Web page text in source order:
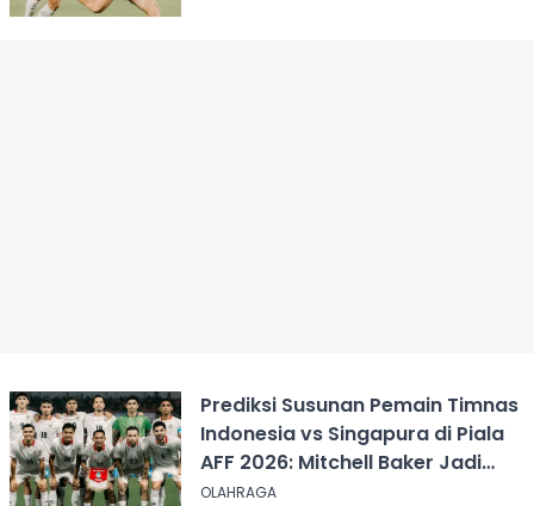
Prediksi Susunan Pemain Timnas
Indonesia vs Singapura di Piala
AFF 2026: Mitchell Baker Jadi
Andalan Lini Depan
OLAHRAGA